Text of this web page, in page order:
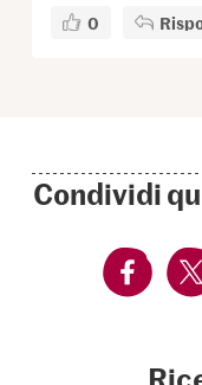
0
Condividi